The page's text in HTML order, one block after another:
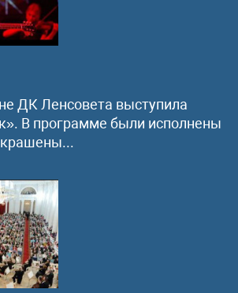
ДК Ленсовета выступила
В программе были исполнены